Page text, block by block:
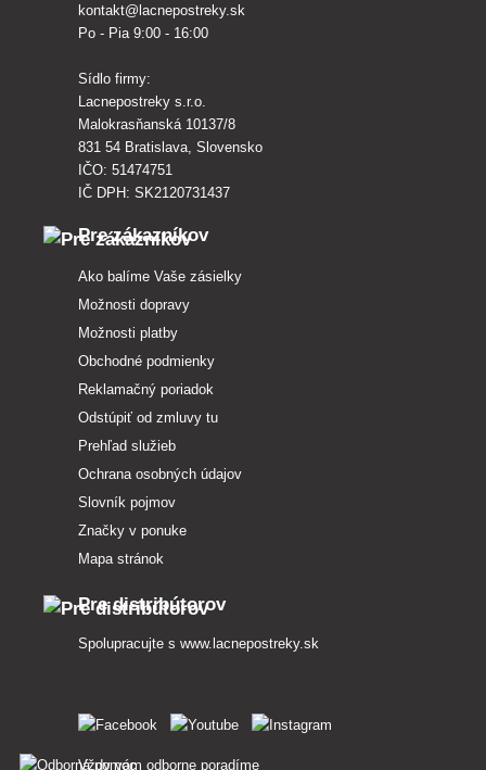
kontakt@lacnepostreky.sk
Po - Pia 9:00 - 16:00
Sídlo firmy:
Lacnepostreky s.r.o.
Malokrasňanská 10137/8
831 54 Bratislava, Slovensko
IČO: 51474751
IČ DPH: SK2120731437
Pre zákazníkov
Ako balíme Vaše zásielky
Možnosti dopravy
Možnosti platby
Obchodné podmienky
Reklamačný poriadok
Odstúpiť od zmluvy tu
Prehľad služieb
Ochrana osobných údajov
Slovník pojmov
Značky v ponuke
Mapa stránok
Pre distribútorov
Spolupracujte s www.lacnepostreky.sk
Vždy vám odborne poradíme